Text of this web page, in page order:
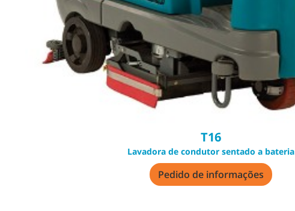
T16
Lavadora de condutor sentado a bateria
Pedido de informações